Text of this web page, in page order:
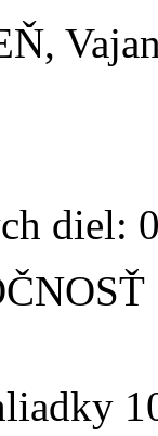
diel: